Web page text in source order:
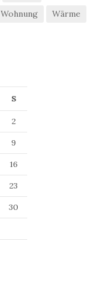
Wohnung Wärme
S
2
9
16
23
30